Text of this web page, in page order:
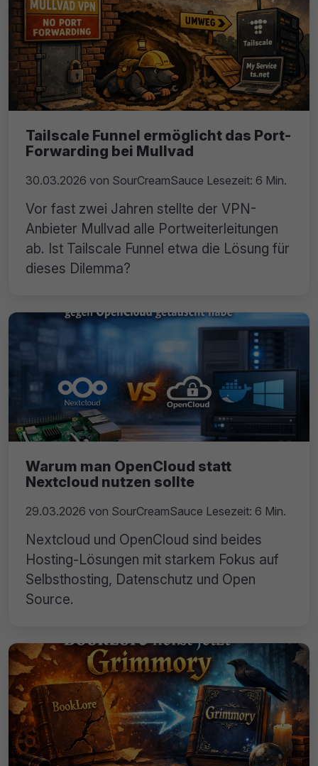
Tailscale Funnel ermöglicht das Port-
Forwarding bei Mullvad
30.03.2026 von SourCreamSauce Lesezeit: 6 Min.
Vor fast zwei Jahren stellte der VPN-
Anbieter Mullvad alle Portweiterleitungen
ab. Ist Tailscale Funnel etwa die Lösung für
dieses Dilemma?
Warum man OpenCloud statt
Nextcloud nutzen sollte
29.03.2026 von SourCreamSauce Lesezeit: 6 Min.
Nextcloud und OpenCloud sind beides
Hosting-Lösungen mit starkem Fokus auf
Selbsthosting, Datenschutz und Open
Source.